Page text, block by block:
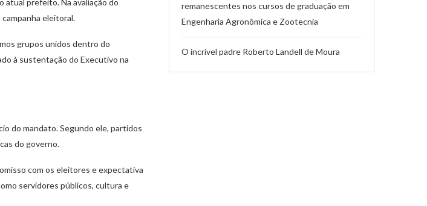
atual prefeito. Na avaliação do
eleitoral.
grupos unidos dentro do
à sustentação do Executivo na
do mandato. Segundo ele, partidos
do governo.
com os eleitores e expectativa
servidores públicos, cultura e
remanescentes nos cursos de graduação em
Engenharia Agronômica e Zootecnia
O incrível padre Roberto Landell de Moura